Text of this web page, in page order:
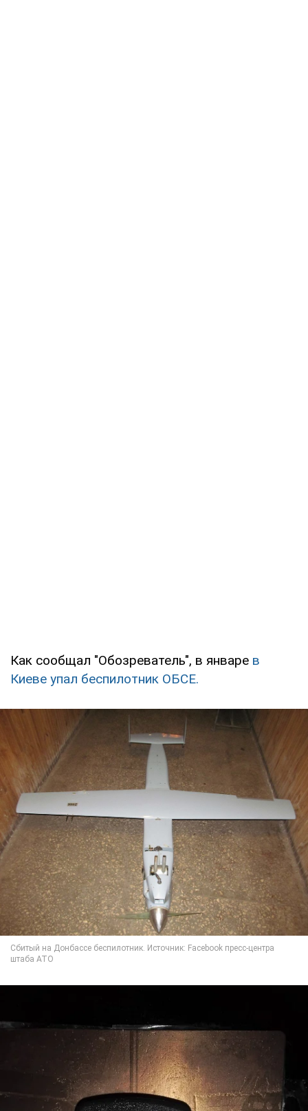
Как сообщал "Обозреватель", в январе в
Киеве упал беспилотник ОБСЕ.